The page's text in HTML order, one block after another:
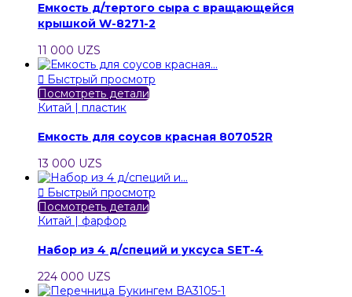
Емкость д/тертого сыра с вращающейся
крышкой W-8271-2
11 000 UZS
 Быстрый просмотр
Посмотреть детали
Китай | пластик
Емкость для соусов красная 807052R
13 000 UZS
 Быстрый просмотр
Посмотреть детали
Китай | фарфор
Набор из 4 д/специй и уксуса SET-4
224 000 UZS